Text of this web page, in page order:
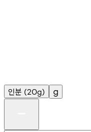
인분 (20g) g